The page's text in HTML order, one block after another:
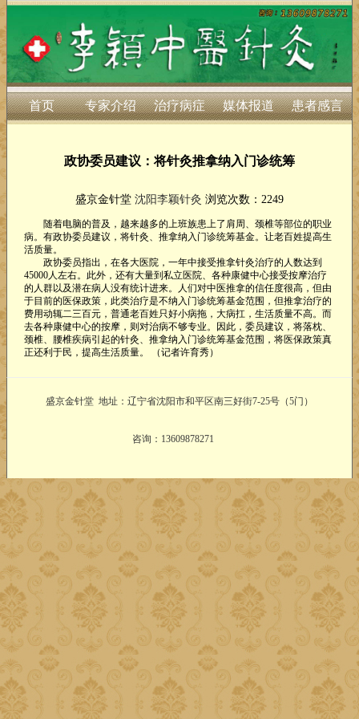
首页 专家介绍 治疗病症 媒体报道 患者感言
政协委员建议：将针灸推拿纳入门诊统筹
盛京金针堂 沈阳李颖针灸 浏览次数：2249
随着电脑的普及，越来越多的上班族患上了肩周、颈椎等部位的职业
病。有政协委员建议，将针灸、推拿纳入门诊统筹基金。让老百姓提高生
活质量。
政协委员指出，在各大医院，一年中接受推拿针灸治疗的人数达到
45000人左右。此外，还有大量到私立医院、各种康健中心接受按摩治疗
的人群以及潜在病人没有统计进来。人们对中医推拿的信任度很高，但由
于目前的医保政策，此类治疗是不纳入门诊统筹基金范围，但推拿治疗的
费用动辄二三百元，普通老百姓只好小病拖，大病扛，生活质量不高。而
去各种康健中心的按摩，则对治病不够专业。因此，委员建议，将落枕、
颈椎、腰椎疾病引起的针灸、推拿纳入门诊统筹基金范围，将医保政策真
正还利于民，提高生活质量。 （记者许育秀）
盛京金针堂 地址：辽宁省沈阳市和平区南三好街7-25号（5门）
咨询：13609878271